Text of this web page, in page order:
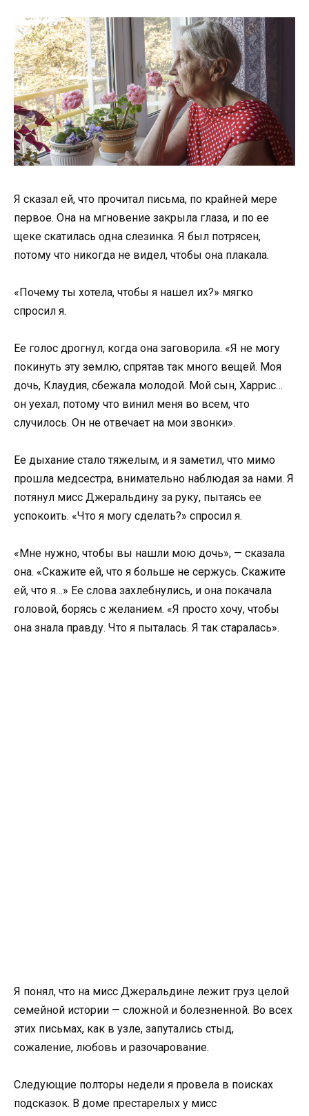
Я сказал ей, что прочитал письма, по крайней мере
первое. Она на мгновение закрыла глаза, и по ее
щеке скатилась одна слезинка. Я был потрясен,
потому что никогда не видел, чтобы она плакала.
«Почему ты хотела, чтобы я нашел их?» мягко
спросил я.
Ее голос дрогнул, когда она заговорила. «Я не могу
покинуть эту землю, спрятав так много вещей. Моя
дочь, Клаудия, сбежала молодой. Мой сын, Харрис…
он уехал, потому что винил меня во всем, что
случилось. Он не отвечает на мои звонки».
Ее дыхание стало тяжелым, и я заметил, что мимо
прошла медсестра, внимательно наблюдая за нами. Я
потянул мисс Джеральдину за руку, пытаясь ее
успокоить. «Что я могу сделать?» спросил я.
«Мне нужно, чтобы вы нашли мою дочь», — сказала
она. «Скажите ей, что я больше не сержусь. Скажите
ей, что я…» Ее слова захлебнулись, и она покачала
головой, борясь с желанием. «Я просто хочу, чтобы
она знала правду. Что я пыталась. Я так старалась».
Я понял, что на мисс Джеральдине лежит груз целой
семейной истории — сложной и болезненной. Во всех
этих письмах, как в узле, запутались стыд,
сожаление, любовь и разочарование.
Следующие полторы недели я провела в поисках
подсказок. В доме престарелых у мисс